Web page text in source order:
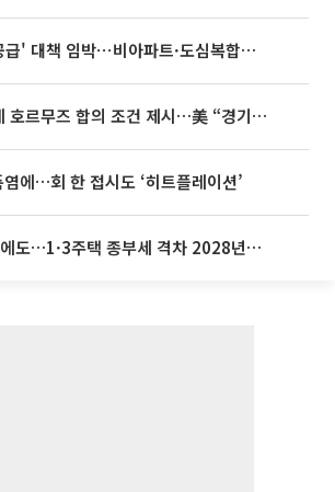
영끌 '주택공급' 대책 임박⋯비아파트·도심복합까지 총동원
이란, 미국에 호르무즈 합의 조건 제시…美 “경기 아직 안 끝나” [종합]
에…회 한 접시도 ‘히트플레이션’
종부세 개편에도…1·3주택 종부세 격차 2028년부터 확대